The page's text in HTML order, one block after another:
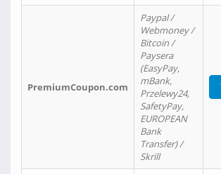
PremiumCoupon.com
Paypal /
Webmoney /
Bitcoin /
Paysera
(EasyPay,
mBank,
Przelewy24,
SafetyPay,
EUROPEAN
Bank
Transfer) /
Skrill